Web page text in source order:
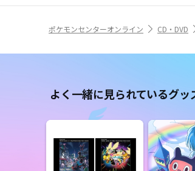
ポケモンセンターオンライン CD・DVD
よく一緒に見られているグッ